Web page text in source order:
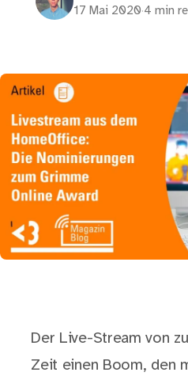
17 Mai 2020·4 min
Der Live-Stream von
Zeit einen Boom, den